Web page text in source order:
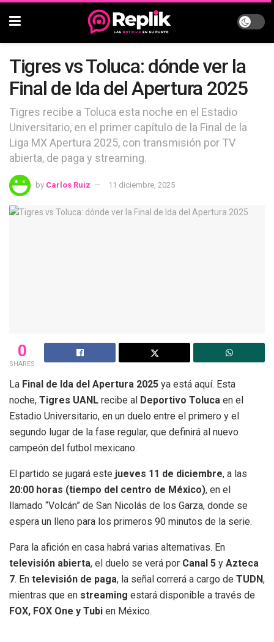
Tigres vs Toluca: dónde ver la
Final de Ida del Apertura 2025
Tigres recibe a Toluca esta noche en el Estadio
Universitario, en el primer capítulo de la Final de la
Liga MX Apertura 2025, con transmisión por TV
abierta, de paga y streaming.
by Carlos Ruiz 11 diciembre, 2025
0
SHARES
La Final de Ida del Apertura 2025 ya está aquí. Esta
noche, Tigres UANL recibe al Deportivo Toluca en el
Estadio Universitario, en un duelo entre el primero y el
segundo lugar de la fase regular, que definirá al nuevo
campeón del futbol mexicano.
El partido se jugará este jueves 11 de diciembre, a las
20:00 horas (tiempo del centro de México), en el
llamado “Volcán” de San Nicolás de los Garza, donde se
espera un lleno para los primeros 90 minutos de la serie.
Para la afición en casa habrá varias alternativas. En
televisión abierta, el duelo se verá por Canal 5 y Azteca
7. En televisión de paga, la señal correrá a cargo de TUDN,
mientras que en streaming estará disponible a través de
FOX, FOX One y Tubi en México.